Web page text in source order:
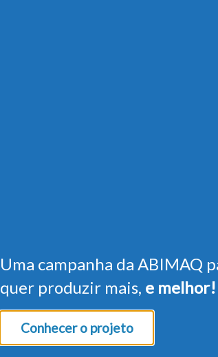
Uma campanha da ABIMAQ
quer produzir mais, e melhor!
Conhecer o projeto